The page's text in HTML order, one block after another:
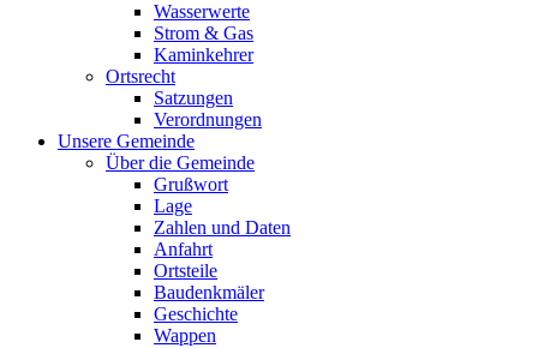
Wasserwerte
Strom & Gas
Kaminkehrer
Ortsrecht
Satzungen
Verordnungen
Unsere Gemeinde
Über die Gemeinde
Grußwort
Lage
Zahlen und Daten
Anfahrt
Ortsteile
Baudenkmäler
Geschichte
Wappen